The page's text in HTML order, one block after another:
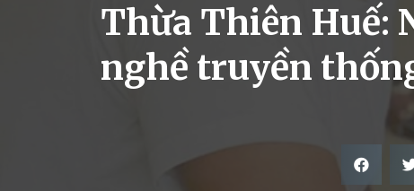
Thừa Thiên Huế:
nghề truyền